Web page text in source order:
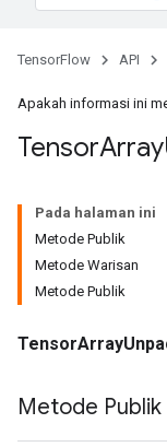
TensorFlow API
Apakah informasi ini
TensorArray
Pada halaman ini
Metode Publik
Metode Warisan
Metode Publik
Metode Publik